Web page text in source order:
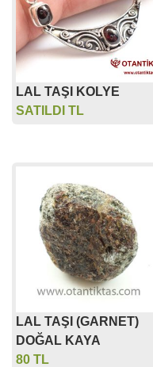
LAL TAŞI KOLYE
SATILDI TL
LAL TAŞI (GARNET)
DOĞAL KAYA
80 TL